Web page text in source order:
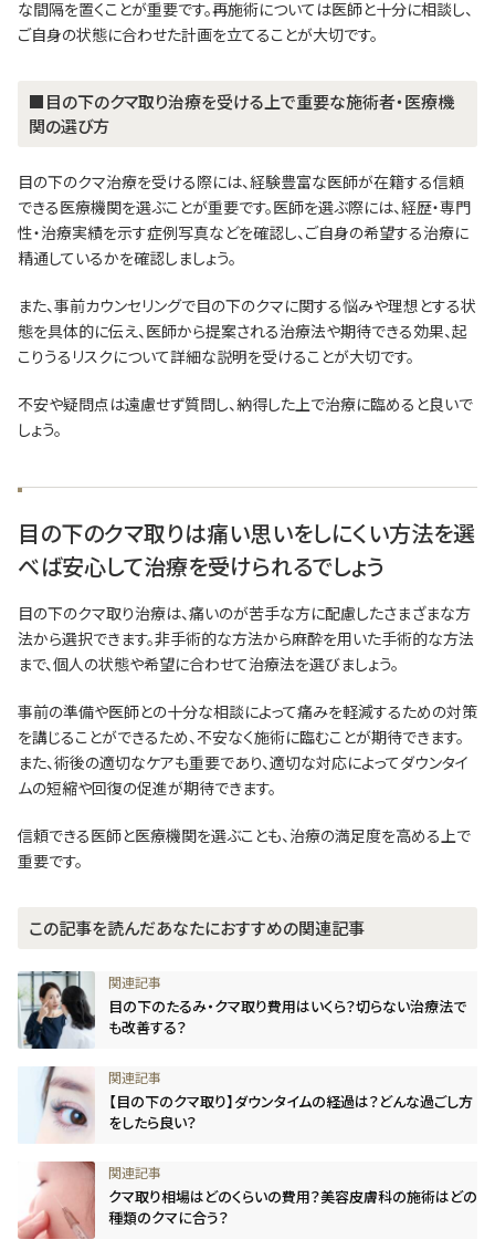
な間隔を置くことが重要です。再施術については医師と十分に相談し、
ご自身の状態に合わせた計画を立てることが大切です。
■目の下のクマ取り治療を受ける上で重要な施術者・医療機
関の選び方
目の下のクマ治療を受ける際には、経験豊富な医師が在籍する信頼
できる医療機関を選ぶことが重要です。医師を選ぶ際には、経歴・専門
性・治療実績を示す症例写真などを確認し、ご自身の希望する治療に
精通しているかを確認しましょう。
また、事前カウンセリングで目の下のクマに関する悩みや理想とする状
態を具体的に伝え、医師から提案される治療法や期待できる効果、起
こりうるリスクについて詳細な説明を受けることが大切です。
不安や疑問点は遠慮せず質問し、納得した上で治療に臨めると良いで
しょう。
目の下のクマ取りは痛い思いをしにくい方法を選
べば安心して治療を受けられるでしょう
目の下のクマ取り治療は、痛いのが苦手な方に配慮したさまざまな方
法から選択できます。非手術的な方法から麻酔を用いた手術的な方法
まで、個人の状態や希望に合わせて治療法を選びましょう。
事前の準備や医師との十分な相談によって痛みを軽減するための対策
を講じることができるため、不安なく施術に臨むことが期待できます。
また、術後の適切なケアも重要であり、適切な対応によってダウンタイ
ムの短縮や回復の促進が期待できます。
信頼できる医師と医療機関を選ぶことも、治療の満足度を高める上で
重要です。
この記事を読んだあなたにおすすめの関連記事
目の下のたるみ・クマ取り費用はいくら？切らない治療法で
も改善する？
【目の下のクマ取り】ダウンタイムの経過は？どんな過ごし方
をしたら良い？
クマ取り相場はどのくらいの費用？美容皮膚科の施術はどの
種類のクマに合う？